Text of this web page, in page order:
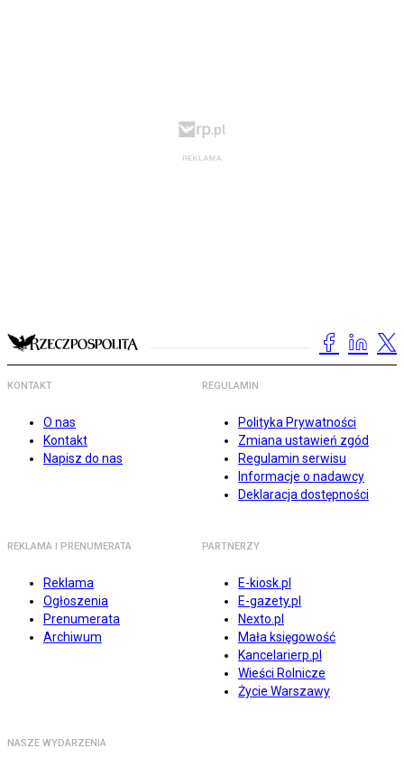
KONTAKT
O nas
Kontakt
Napisz do nas
REGULAMIN
Polityka Prywatności
Zmiana ustawień zgód
Regulamin serwisu
Informacje o nadawcy
Deklaracja dostępności
REKLAMA I PRENUMERATA
Reklama
Ogłoszenia
Prenumerata
Archiwum
PARTNERZY
E-kiosk.pl
E-gazety.pl
Nexto.pl
Mała księgowość
Kancelarierp.pl
Wieści Rolnicze
Życie Warszawy
NASZE WYDARZENIA